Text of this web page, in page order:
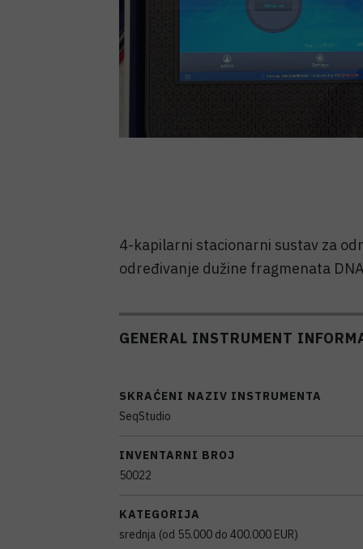
4-kapilarni stacionarni sustav za
određivanje dužine fragmenata
GENERAL INSTRUMENT
SKRAĆENI NAZIV INSTRUMENTA
SeqStudio
INVENTARNI BROJ
50022
KATEGORIJA
srednja (od 55.000 do 400.000 EUR)